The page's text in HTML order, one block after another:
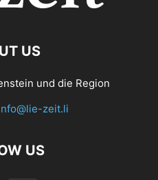
US
und die Region
zeit.li
US